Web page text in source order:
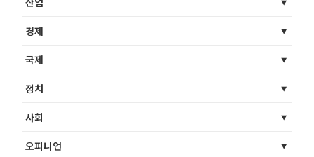
경제
국제
정치
사회
오피니언